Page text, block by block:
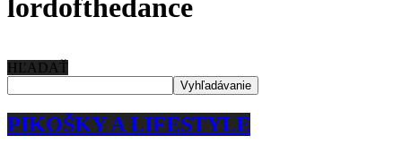
lordofthedance
HĽADAŤ
PIKOŠKY A LIFESTYLE